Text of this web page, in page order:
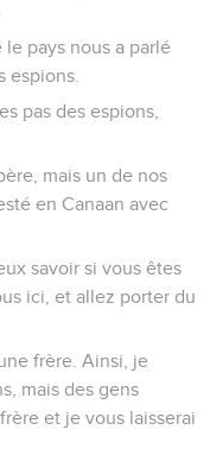
le pays nous a parlé
espions.
pas des espions,
mais un de nos
en Canaan avec
savoir si vous êtes
ici, et allez porter du
frère. Ainsi, je
mais des gens
et je vous laisserai